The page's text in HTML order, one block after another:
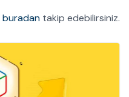
buradan takip edebilirsiniz.